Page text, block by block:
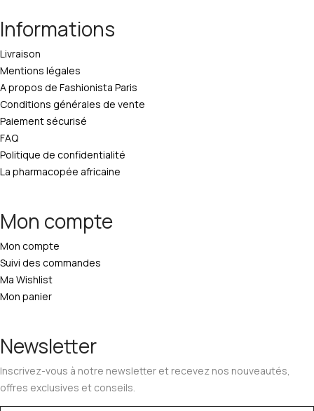
Informations
Livraison
Mentions légales
A propos de Fashionista Paris
Conditions générales de vente
Paiement sécurisé
FAQ
Politique de confidentialité
La pharmacopée africaine
Mon compte
Mon compte
Suivi des commandes
Ma Wishlist
Mon panier
Newsletter
Inscrivez-vous à notre newsletter et recevez nos nouveautés,
offres exclusives et conseils.